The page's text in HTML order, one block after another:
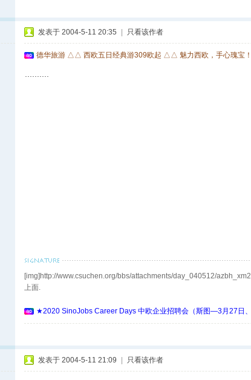
发表于 2004-5-11 20:35 只看该作者
德华旅游 △△ 西欧五日经典游309欧起 △△ 魅力西欧，手心瑰宝！
[img]http://www.csuchen.org/bbs/attachments/day_040512/
上面.
★2020 SinoJobs Career Days 中欧企业招聘会（斯图—3月27
发表于 2004-5-11 21:09 只看该作者